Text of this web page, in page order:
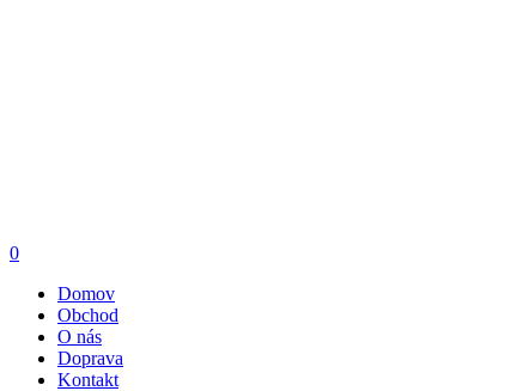
0
Domov
Obchod
O nás
Doprava
Kontakt